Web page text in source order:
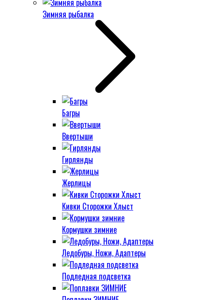
Зимняя рыбалка
Багры
Ввертыши
Гирлянды
Жерлицы
Кивки Сторожки Хлыст
Кормушки зимние
Ледобуры, Ножи, Адаптеры
Подледная подсветка